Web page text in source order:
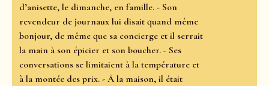
d’anisette, le dimanche, en famille. - Son
revendeur de journaux lui disait quand même
bonjour, de même que sa concierge et il serrait
la main à son épicier et son boucher. - Ses
conversations se limitaient à la température et
à la montée des prix. - À la maison, il était